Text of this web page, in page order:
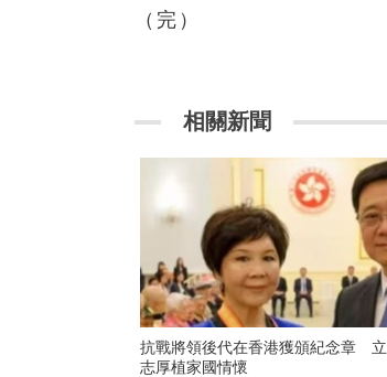
（完）
相關新聞
抗戰將領後代在香港獲頒紀念章 立
志厚植家國情懷